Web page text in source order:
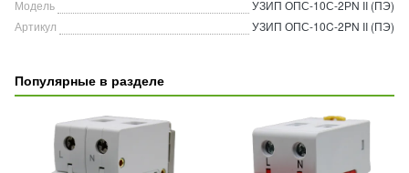
Модель
УЗИП ОПС-10С-2РN II (ПЭ)
Артикул
УЗИП ОПС-10C-2PN II (ПЭ)
Популярные в разделе